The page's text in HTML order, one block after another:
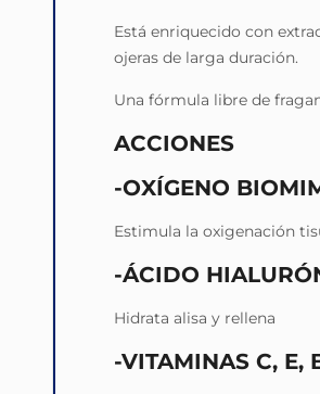
Está enriquecido con
ojeras de larga duración.
Una fórmula libre de
ACCIONES
-OXÍGENO
Estimula la oxigenación
-ÁCIDO
Hidrata alisa y rellena
-VITAMINAS C, E,